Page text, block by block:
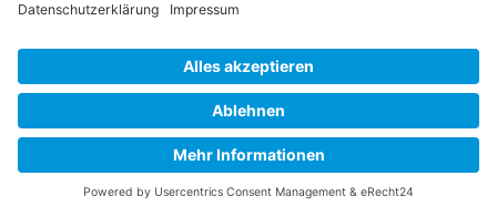
Möchtest du dein E-Bike auf die aktuellste Bosch-
Software-Version updaten lassen oder wissen wie viel
Kapazität dein Akku noch hat. Komm vorbei.